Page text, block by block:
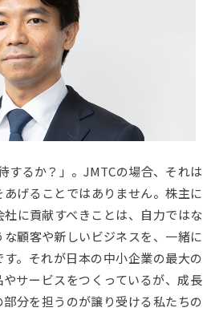
するか？」。JMTCの場合、それは
げることではありません。株主に
に貢献すべきことは、自力ではな
顧客や新しいビジネスを、一緒に
。それが日本の中小企業の最大の
サービスをつくっているが、成長
分を担うのが譲り受ける私たちの